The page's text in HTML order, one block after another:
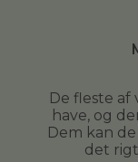
De fleste af
have, og
Dem kan
det